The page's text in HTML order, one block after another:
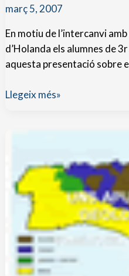
març 5, 2007
En motiu de l’intercanvi
d’Holanda els alumnes de
aquesta presentació sobre
Barrancs
Llegeix més»